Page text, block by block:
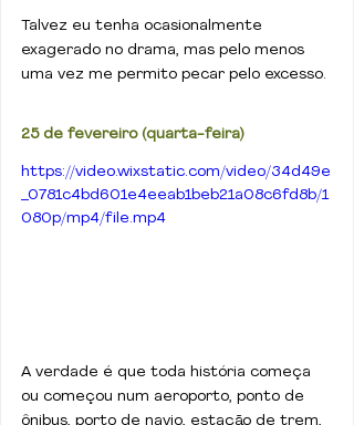
Talvez eu tenha ocasionalmente
exagerado no drama, mas pelo menos
uma vez me permito pecar pelo excesso.
25 de fevereiro (quarta-feira)
https://video.wixstatic.com/video/34d49e
_0781c4bd601e4eeab1beb21a08c6fd8b/1
080p/mp4/file.mp4
A verdade é que toda história começa
ou começou num aeroporto, ponto de
ônibus, porto de navio, estação de trem,